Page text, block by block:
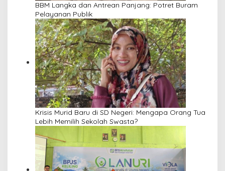
BBM Langka dan Antrean Panjang: Potret Buram
Pelayanan Publik
Krisis Murid Baru di SD Negeri: Mengapa Orang Tua
Lebih Memilih Sekolah Swasta?